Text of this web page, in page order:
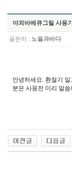
야외바베큐그릴 사용
글쓴이 : 노을과바다
안녕하세요. 환절기
분은 사용전 미리 말